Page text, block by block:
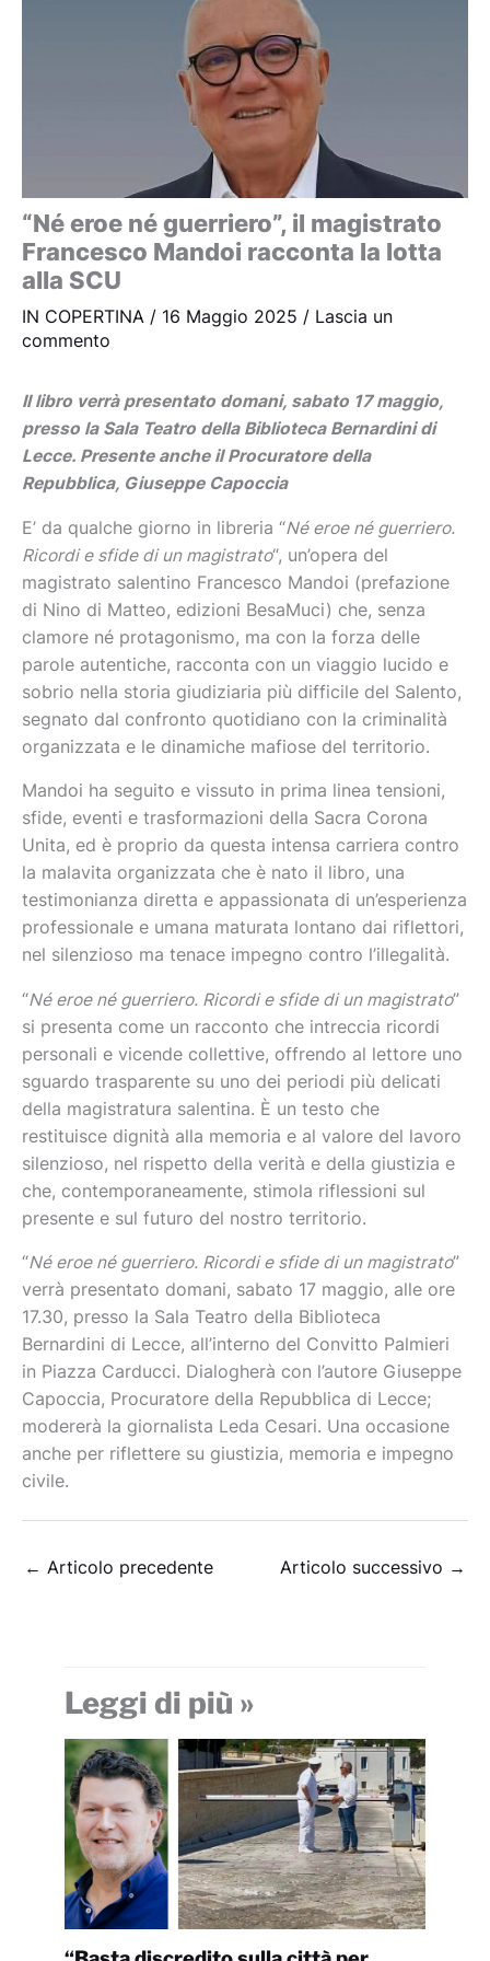
“Né eroe né guerriero”, il magistrato
Francesco Mandoi racconta la lotta
alla SCU
IN COPERTINA / 16 Maggio 2025 / Lascia un
commento
Il libro verrà presentato domani, sabato 17 maggio,
presso la Sala Teatro della Biblioteca Bernardini di
Lecce. Presente anche il Procuratore della
Repubblica, Giuseppe Capoccia
E’ da qualche giorno in libreria “Né eroe né guerriero.
Ricordi e sfide di un magistrato“, un’opera del
magistrato salentino Francesco Mandoi (prefazione
di Nino di Matteo, edizioni BesaMuci) che, senza
clamore né protagonismo, ma con la forza delle
parole autentiche, racconta con un viaggio lucido e
sobrio nella storia giudiziaria più difficile del Salento,
segnato dal confronto quotidiano con la criminalità
organizzata e le dinamiche mafiose del territorio.
Mandoi ha seguito e vissuto in prima linea tensioni,
sfide, eventi e trasformazioni della Sacra Corona
Unita, ed è proprio da questa intensa carriera contro
la malavita organizzata che è nato il libro, una
testimonianza diretta e appassionata di un’esperienza
professionale e umana maturata lontano dai riflettori,
nel silenzioso ma tenace impegno contro l’illegalità.
“Né eroe né guerriero. Ricordi e sfide di un magistrato”
si presenta come un racconto che intreccia ricordi
personali e vicende collettive, offrendo al lettore uno
sguardo trasparente su uno dei periodi più delicati
della magistratura salentina. È un testo che
restituisce dignità alla memoria e al valore del lavoro
silenzioso, nel rispetto della verità e della giustizia e
che, contemporaneamente, stimola riflessioni sul
presente e sul futuro del nostro territorio.
“Né eroe né guerriero. Ricordi e sfide di un magistrato”
verrà presentato domani, sabato 17 maggio, alle ore
17.30, presso la Sala Teatro della Biblioteca
Bernardini di Lecce, all’interno del Convitto Palmieri
in Piazza Carducci. Dialogherà con l’autore Giuseppe
Capoccia, Procuratore della Repubblica di Lecce;
modererà la giornalista Leda Cesari. Una occasione
anche per riflettere su giustizia, memoria e impegno
civile.
← Articolo precedente Articolo successivo →
Leggi di più »